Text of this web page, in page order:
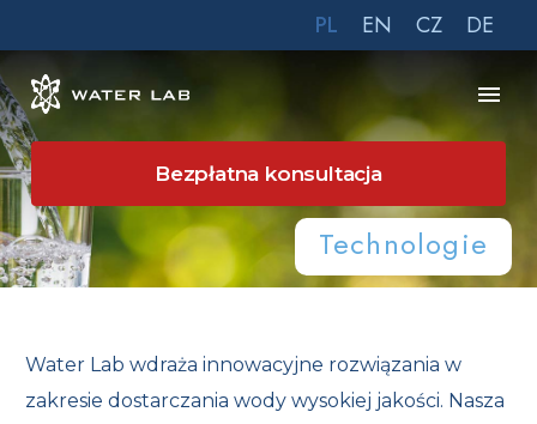
EN
PL CZ DE
Bezpłatna konsultacja
Technologie
Home Technologie
Water Lab wdraża innowacyjne rozwiązania w
zakresie dostarczania wody wysokiej jakości. Nasza